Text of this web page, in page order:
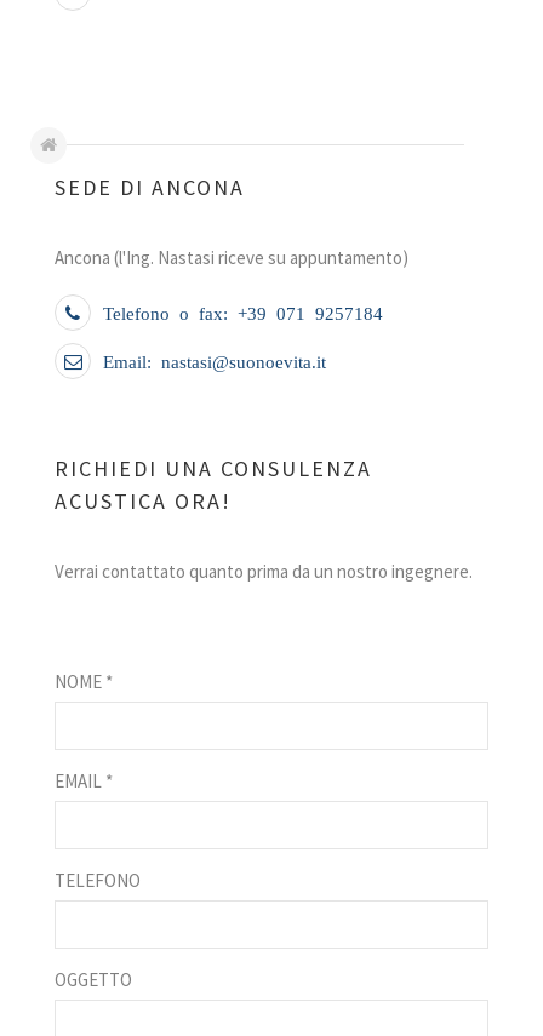
SEDE DI ANCONA
Ancona (l'Ing. Nastasi riceve su appuntamento)
Telefono o fax: +39 071 9257184
Email: nastasi@suonoevita.it
RICHIEDI UNA CONSULENZA
ACUSTICA ORA!
Verrai contattato quanto prima da un nostro ingegnere.
NOME *
EMAIL *
TELEFONO
OGGETTO